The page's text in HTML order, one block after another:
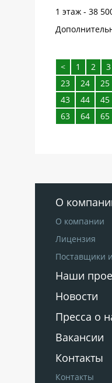
1 этаж - 38
< 1 2 3
23
24 25
43
44 45
63
64 65
О
О компании
Лицензия
Поставщики
Наши
Новости
Пресса о
Вакансии
Контакты
Контакты